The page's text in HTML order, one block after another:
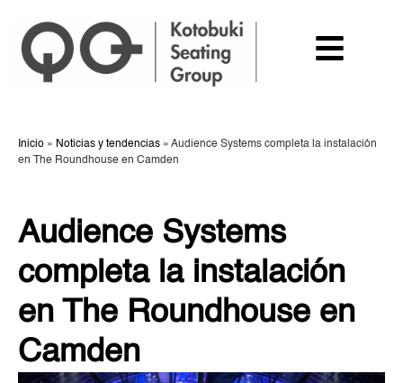
Inicio » Noticias y tendencias » Audience Systems completa la instalación
en The Roundhouse en Camden
Audience Systems
completa la instalación
en The Roundhouse en
Camden